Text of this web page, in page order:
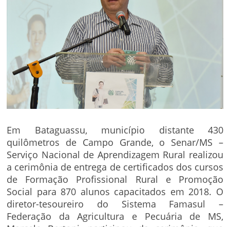
Em Bataguassu, município distante 430
quilômetros de Campo Grande, o Senar/MS –
Serviço Nacional de Aprendizagem Rural realizou
a cerimônia de entrega de certificados dos cursos
de Formação Profissional Rural e Promoção
Social para 870 alunos capacitados em 2018. O
diretor-tesoureiro do Sistema Famasul –
Federação da Agricultura e Pecuária de MS,